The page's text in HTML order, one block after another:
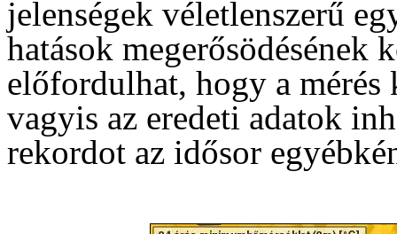
jelenségek véletlenszerű
hatások megerősödésének
előfordulhat, hogy a
vagyis az eredeti adatok
rekordot az idősor